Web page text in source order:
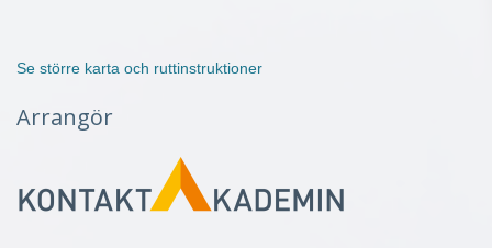
Se större karta och ruttinstruktioner
Arrangör